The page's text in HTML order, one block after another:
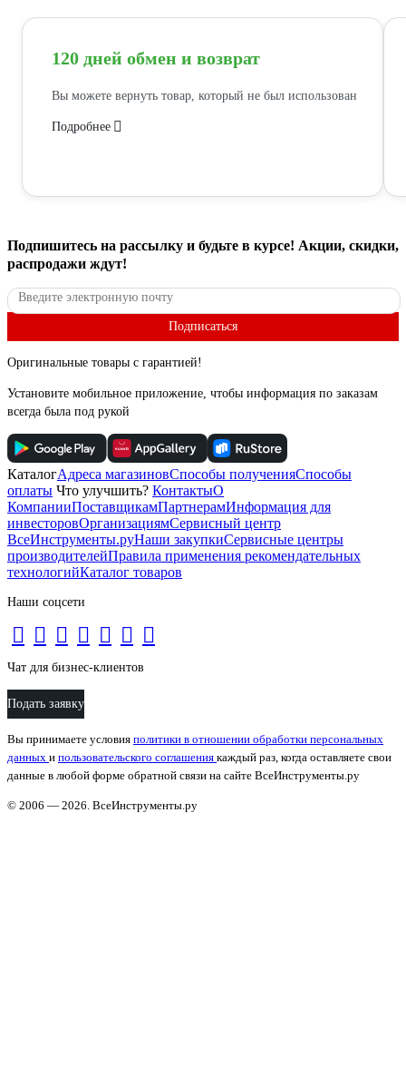
120 дней обмен и возврат
Вы можете вернуть товар, который не был использован
Подробнее
Подпишитесь на рассылку и будьте в курсе! Акции, скидки,
распродажи ждут!
Подписаться
Оригинальные товары с гарантией!
Установите мобильное приложение, чтобы информация по заказам
всегда была под рукой
КаталогАдреса магазиновСпособы полученияСпособы
оплаты Что улучшить? КонтактыО
КомпанииПоставщикамПартнерамИнформация для
инвесторовОрганизациямСервисный центр
ВсеИнструменты.руНаши закупкиСервисные центры
производителейПравила применения рекомендательных
технологийКаталог товаров
Наши соцсети
Чат для бизнес-клиентов
Подать заявку
Вы принимаете условия политики в отношении обработки персональных
данных и пользовательского соглашения каждый раз, когда оставляете свои
данные в любой форме обратной связи на сайте ВсеИнструменты.ру
© 2006 — 2026. ВсеИнструменты.ру